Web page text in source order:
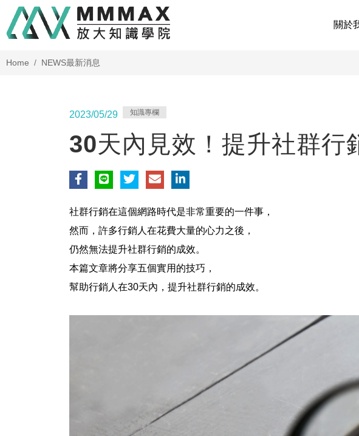
關於
Home NEWS最新消息
2023/05/29 知識專欄
30天內見效！提升社群行
社群行銷在這個網路時代是非常重要的一件事，
然而，許多行銷人在花費大量的心力之後，
仍然無法提升社群行銷的成效。
本篇文章將分享五個實用的技巧，
幫助行銷人在30天內，提升社群行銷的成效。